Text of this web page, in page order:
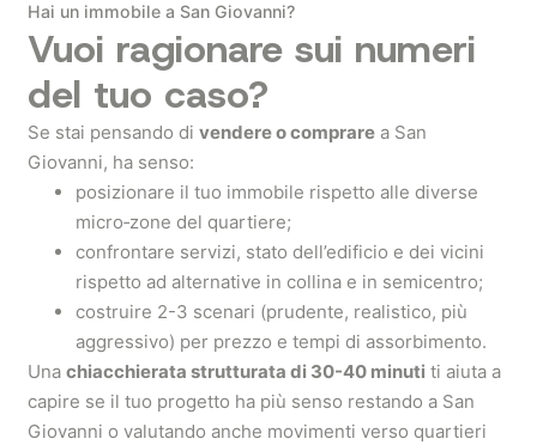
Hai un immobile a San Giovanni?
Vuoi ragionare sui numeri
del tuo caso?
Se stai pensando di vendere o comprare a San
Giovanni, ha senso:
posizionare il tuo immobile rispetto alle diverse
micro‑zone del quartiere;
confrontare servizi, stato dell’edificio e dei vicini
rispetto ad alternative in collina e in semicentro;
costruire 2-3 scenari (prudente, realistico, più
aggressivo) per prezzo e tempi di assorbimento.
Una chiacchierata strutturata di 30-40 minuti ti aiuta a
capire se il tuo progetto ha più senso restando a San
Giovanni o valutando anche movimenti verso quartieri